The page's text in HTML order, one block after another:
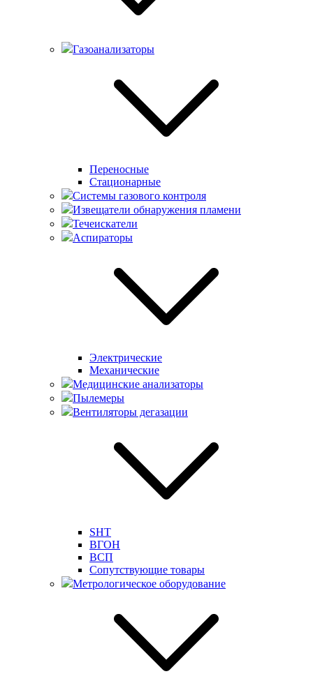
Газоанализаторы
Переносные
Стационарные
Системы газового контроля
Извещатели обнаружения пламени
Течеискатели
Аспираторы
Электрические
Механические
Медицинские анализаторы
Пылемеры
Вентиляторы дегазации
SHT
ВГОН
ВСП
Сопутствующие товары
Метрологическое оборудование